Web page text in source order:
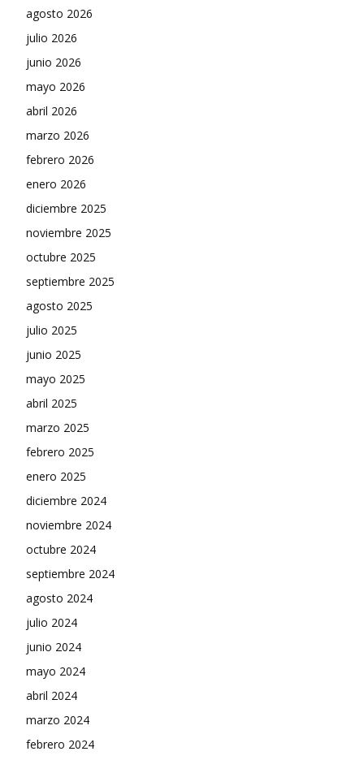
agosto 2026
julio 2026
junio 2026
mayo 2026
abril 2026
marzo 2026
febrero 2026
enero 2026
diciembre 2025
noviembre 2025
octubre 2025
septiembre 2025
agosto 2025
julio 2025
junio 2025
mayo 2025
abril 2025
marzo 2025
febrero 2025
enero 2025
diciembre 2024
noviembre 2024
octubre 2024
septiembre 2024
agosto 2024
julio 2024
junio 2024
mayo 2024
abril 2024
marzo 2024
febrero 2024